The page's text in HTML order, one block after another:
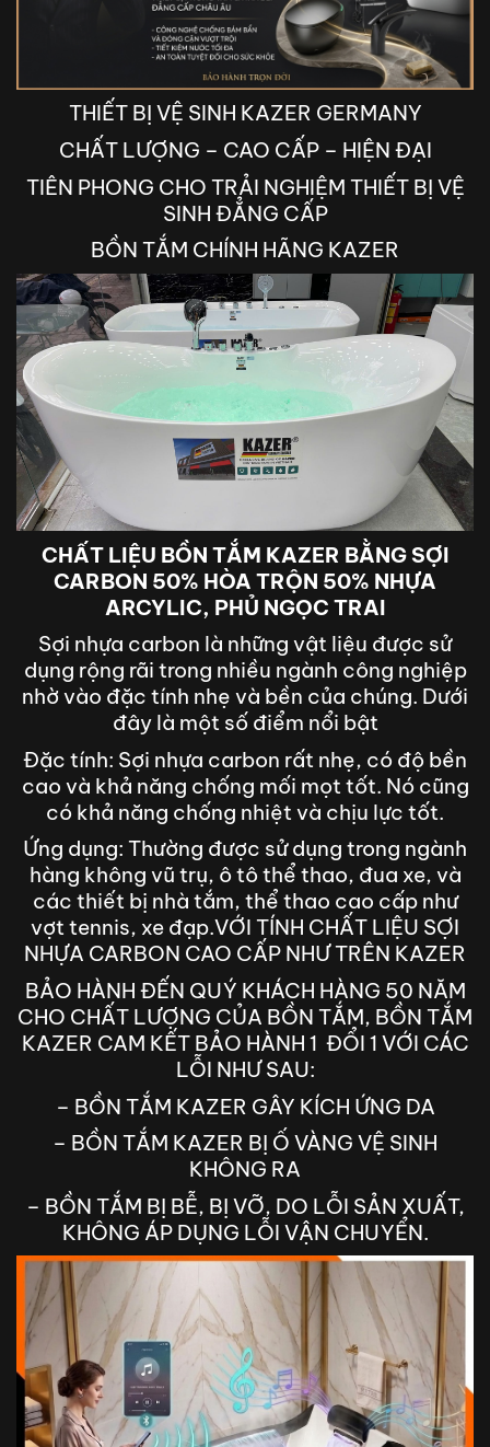
THIẾT BỊ VỆ SINH KAZER GERMANY
CHẤT LƯỢNG – CAO CẤP – HIỆN ĐẠI
TIÊN PHONG CHO TRẢI NGHIỆM THIẾT BỊ VỆ
SINH ĐẲNG CẤP
BỒN TẮM CHÍNH HÃNG KAZER
CHẤT LIỆU BỒN TẮM KAZER BẰNG SỢI
CARBON 50% HÒA TRỘN 50% NHỰA
ARCYLIC, PHỦ NGỌC TRAI
Sợi nhựa carbon là những vật liệu được sử
dụng rộng rãi trong nhiều ngành công nghiệp
nhờ vào đặc tính nhẹ và bền của chúng. Dưới
đây là một số điểm nổi bật
Đặc tính: Sợi nhựa carbon rất nhẹ, có độ bền
cao và khả năng chống mối mọt tốt. Nó cũng
có khả năng chống nhiệt và chịu lực tốt.
Ứng dụng: Thường được sử dụng trong ngành
hàng không vũ trụ, ô tô thể thao, đua xe, và
các thiết bị nhà tắm, thể thao cao cấp như
vợt tennis, xe đạp.VỚI TÍNH CHẤT LIỆU SỢI
NHỰA CARBON CAO CẤP NHƯ TRÊN KAZER
BẢO HÀNH ĐẾN QUÝ KHÁCH HÀNG 50 NĂM
CHO CHẤT LƯỢNG CỦA BỒN TẮM, BỒN TẮM
KAZER CAM KẾT BẢO HÀNH 1 ĐỔI 1 VỚI CÁC
LỖI NHƯ SAU:
– BỒN TẮM KAZER GÂY KÍCH ỨNG DA
– BỒN TẮM KAZER BỊ Ố VÀNG VỆ SINH
KHÔNG RA
– BỒN TẮM BỊ BỄ, BỊ VỠ, DO LỖI SẢN XUẤT,
KHÔNG ÁP DỤNG LỖI VẬN CHUYỂN.